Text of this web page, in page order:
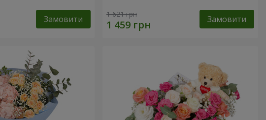
Замовити 1 621 грн Замовити